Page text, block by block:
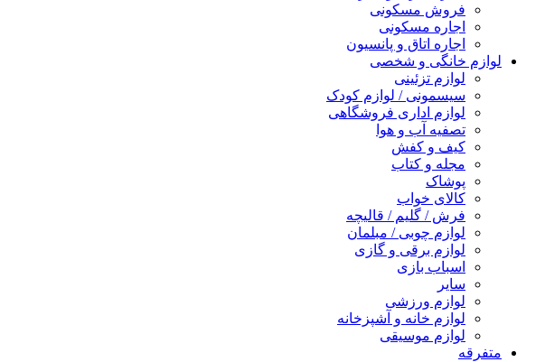
فروش مسکونی
اجاره مسکونی
اجاره اتاق و پانسیون
لوازم خانگی و شخصی
لوازم تزئینی
سیسمونی / لوازم کودک
لوازم اداری فروشگاهی
تصفیه آب و هوا
کیف و کفش
مجله و کتاب
پوشاک
کالای خواب
فرش / گلیم / قالیچه
لوازم چوبی / مبلمان
لوازم برقی و گازی
اسباب بازی
سایر
لوازم ورزشی
لوازم خانه و آشپزخانه
لوازم موسیقی
متفرقه